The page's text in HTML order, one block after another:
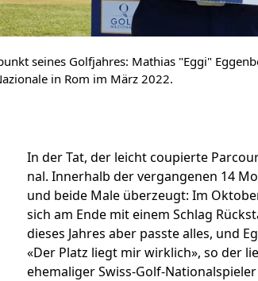
seines Golfjahres: Mathias "Eggi"
in Rom im März 2022.
In der Tat, der leicht coupierte
nal. Innerhalb der vergangenen 14
und beide Male überzeugt: Im
sich am Ende mit einem Schlag
dieses Jahres aber passte alles, und
«Der Platz liegt mir wirklich», so der
ehemaliger Swiss-Golf-